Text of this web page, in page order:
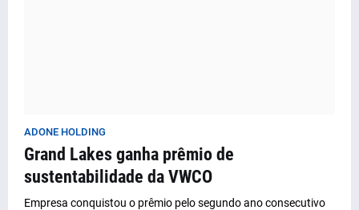
ADONE HOLDING
Grand Lakes ganha prêmio de
sustentabilidade da VWCO
Empresa conquistou o prêmio pelo segundo ano consecutivo